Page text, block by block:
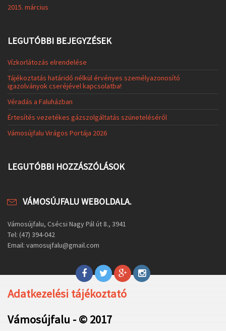
2015. március
LEGUTÓBBI BEJEGYZÉSEK
Vízkorlátozás elrendelése
Tájékoztatás határidő nélkül érvényes személyazonosító
igazolványok cseréjével kapcsolatba!
Véradás a Faluházban
Értesítés vezetékes gázszolgáltatás szüneteléséről
Vámosújfalu Virágos Portája 2026
LEGUTÓBBI HOZZÁSZÓLÁSOK
VÁMOSÚJFALU WEBOLDALA.
Vámosújfalu, Csécsi Nagy Pál út 8., 3941
Tel: (47) 394-042
Email: vamosujfalu@gmail.com
Adatkezelési tájékoztató
Vámosújfalu - © 2017